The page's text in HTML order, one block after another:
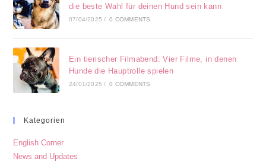
die beste Wahl für deinen Hund sein kann
07/04/2025 / 0 COMMENTS
Ein tierischer Filmabend: Vier Filme, in denen
Hunde die Hauptrolle spielen
24/01/2025 / 0 COMMENTS
Kategorien
English Corner
News and Updates